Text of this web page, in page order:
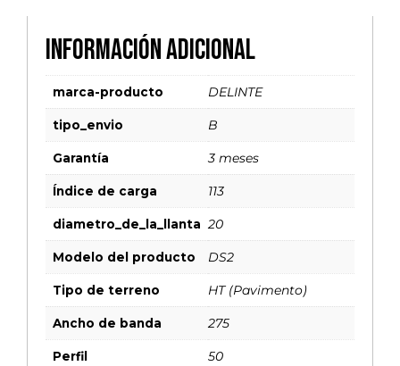
Información adicional
marca-producto DELINTE
tipo_envio B
Garantía 3 meses
Índice de carga 113
diametro_de_la_llanta 20
Modelo del producto DS2
Tipo de terreno HT (Pavimento)
Ancho de banda 275
Perfil 50